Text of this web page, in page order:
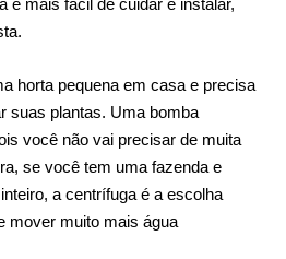
é mais fácil de cuidar e instalar,
horta pequena em casa e precisa
suas plantas. Uma bomba
você não vai precisar de muita
se você tem uma fazenda e
a centrífuga é a escolha
mover muito mais água